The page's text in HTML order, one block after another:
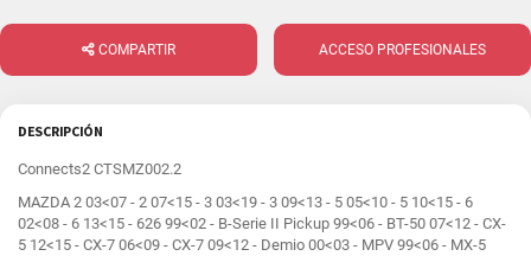
COMPARTIR ACCESO PROFESIONALES
DESCRIPCIÓN
Connects2 CTSMZ002.2
MAZDA 2 03<07 - 2 07<15 - 3 03<19 - 3 09<13 - 5 05<10 - 5 10<15 - 6
02<08 - 6 13<15 - 626 99<02 - B-Serie II Pickup 99<06 - BT-50 07<12 - CX-
5 12<15 - CX-7 06<09 - CX-7 09<12 - Demio 00<03 - MPV 99<06 - MX-5